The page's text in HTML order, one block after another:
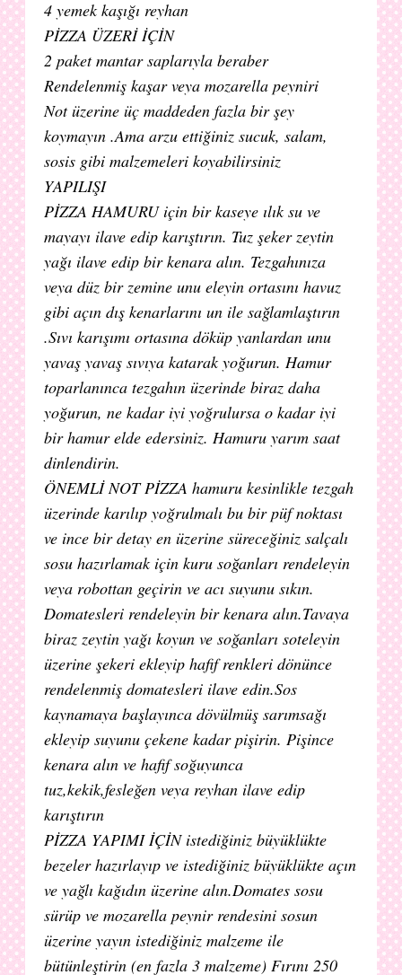
4 yemek kaşığı reyhan
PİZZA ÜZERİ İÇİN
2 paket mantar saplarıyla beraber
Rendelenmiş kaşar veya mozarella peyniri
Not üzerine üç maddeden fazla bir şey
koymayın .Ama arzu ettiğiniz sucuk, salam,
sosis gibi malzemeleri koyabilirsiniz
YAPILIŞI
PİZZA HAMURU için bir kaseye ılık su ve
mayayı ilave edip karıştırın. Tuz şeker zeytin
yağı ilave edip bir kenara alın. Tezgahınıza
veya düz bir zemine unu eleyin ortasını havuz
gibi açın dış kenarlarını un ile sağlamlaştırın
.Sıvı karışımı ortasına döküp yanlardan unu
yavaş yavaş sıvıya katarak yoğurun. Hamur
toparlanınca tezgahın üzerinde biraz daha
yoğurun, ne kadar iyi yoğrulursa o kadar iyi
bir hamur elde edersiniz. Hamuru yarım saat
dinlendirin.
ÖNEMLİ NOT PİZZA hamuru kesinlikle tezgah
üzerinde karılıp yoğrulmalı bu bir püf noktası
ve ince bir detay en üzerine süreceğiniz salçalı
sosu hazırlamak için kuru soğanları rendeleyin
veya robottan geçirin ve acı suyunu sıkın.
Domatesleri rendeleyin bir kenara alın.Tavaya
biraz zeytin yağı koyun ve soğanları soteleyin
üzerine şekeri ekleyip hafif renkleri dönünce
rendelenmiş domatesleri ilave edin.Sos
kaynamaya başlayınca dövülmüş sarımsağı
ekleyip suyunu çekene kadar pişirin. Pişince
kenara alın ve hafif soğuyunca
tuz,kekik,fesleğen veya reyhan ilave edip
karıştırın
PİZZA YAPIMI İÇİN istediğiniz büyüklükte
bezeler hazırlayıp ve istediğiniz büyüklükte açın
ve yağlı kağıdın üzerine alın.Domates sosu
sürüp ve mozarella peynir rendesini sosun
üzerine yayın istediğiniz malzeme ile
bütünleştirin (en fazla 3 malzeme) Fırını 250